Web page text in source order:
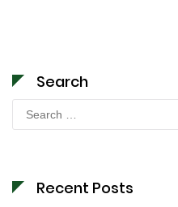
Search
Search
for:
Recent Posts